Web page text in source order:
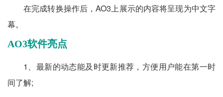
在完成转换操作后，AO3上展示的内容将呈现为中文字
幕。
AO3软件亮点
1、最新的动态能及时更新推荐，方便用户能在第一时
间了解;